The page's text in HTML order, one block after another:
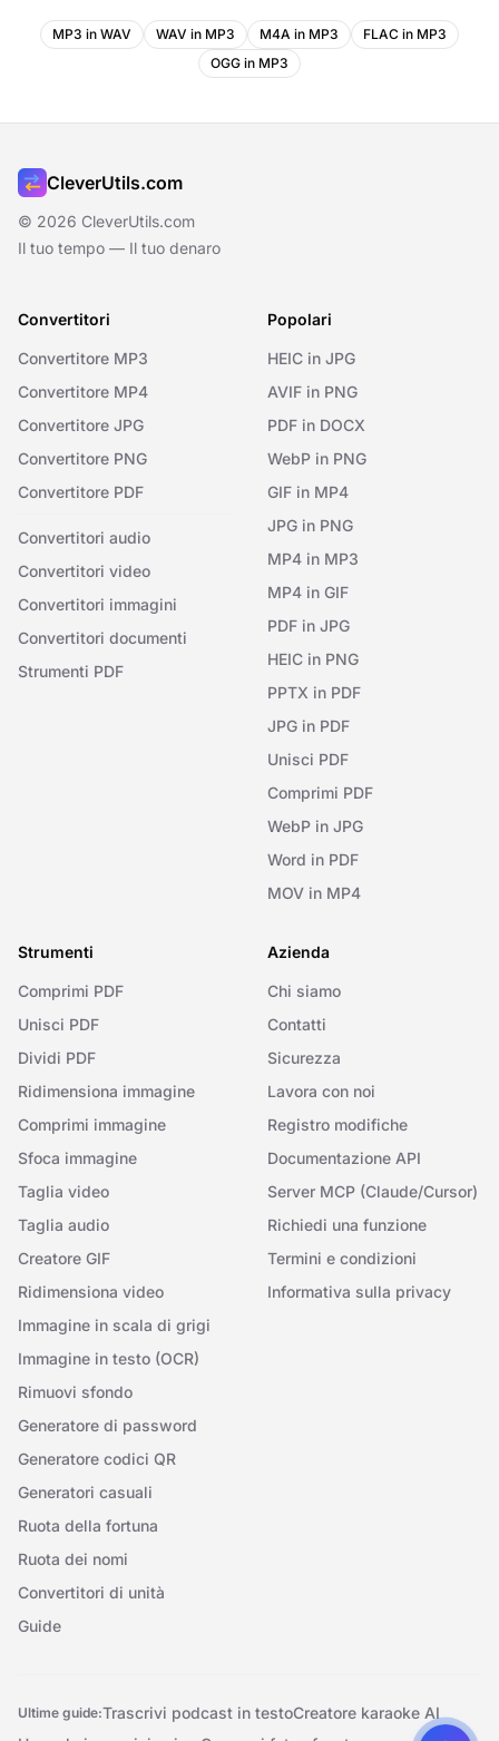
MP3 in WAV WAV in MP3 M4A in MP3
FLAC in MP3
OGG in MP3
CleverUtils.com
© 2026 CleverUtils.com
Il tuo tempo — Il tuo denaro
Convertitori
Convertitore MP3
Convertitore MP4
Convertitore JPG
Convertitore PNG
Convertitore PDF
Convertitori audio
Convertitori video
Convertitori immagini
Convertitori documenti
Strumenti PDF
Popolari
HEIC in JPG
AVIF in PNG
PDF in DOCX
WebP in PNG
GIF in MP4
JPG in PNG
MP4 in MP3
MP4 in GIF
PDF in JPG
HEIC in PNG
PPTX in PDF
JPG in PDF
Unisci PDF
Comprimi PDF
WebP in JPG
Word in PDF
MOV in MP4
Strumenti
Comprimi PDF
Unisci PDF
Dividi PDF
Ridimensiona immagine
Comprimi immagine
Sfoca immagine
Taglia video
Taglia audio
Creatore GIF
Ridimensiona video
Immagine in scala di grigi
Immagine in testo (OCR)
Rimuovi sfondo
Generatore di password
Generatore codici QR
Generatori casuali
Ruota della fortuna
Ruota dei nomi
Convertitori di unità
Guide
Azienda
Chi siamo
Contatti
Sicurezza
Lavora con noi
Registro modifiche
Documentazione API
Server MCP (Claude/Cursor)
Richiedi una funzione
Termini e condizioni
Informativa sulla privacy
Ultime guide:Trascrivi podcast in testoCreatore karaoke AI